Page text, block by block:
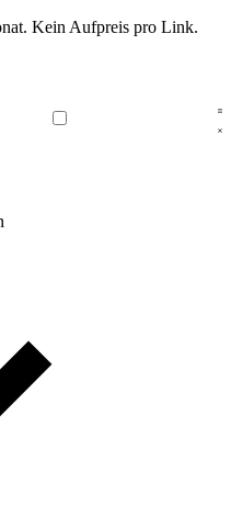
Kein Aufpreis pro Link.